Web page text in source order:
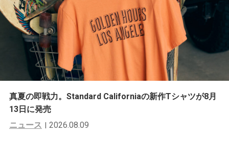
真夏の即戦力。Standard Californiaの新作Tシャツが8月
13日に発売
ニュース
2026.08.09